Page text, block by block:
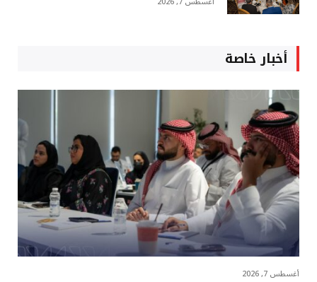
أخبار خاصة
أغسطس 7, 2026